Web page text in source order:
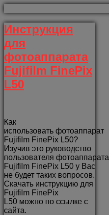
Инструкция
для
фотоаппарата
Fujifilm FinePix
L50
Как
использовать фотоаппарат
Fujifilm FinePix L50?
Изучив это руководство
пользователя фотоаппарата
Fujifilm FinePix L50 у Вас
не будет таких вопросов.
Скачать инструкцию для
Fujifilm FinePix
L50 можно по ссылке с
сайта.